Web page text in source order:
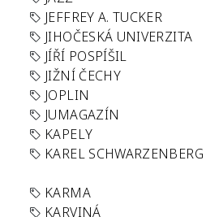
JEFFREY A. TUCKER
JIHOČESKÁ UNIVERZITA
JÍŘÍ POSPÍŠIL
JIŽNÍ ČECHY
JOPLIN
JUMAGAZÍN
KAPELY
KAREL SCHWARZENBERG
KARMA
KARVINÁ